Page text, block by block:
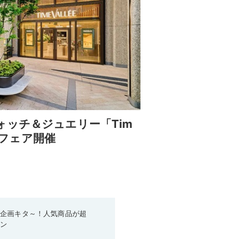
ッチ＆ジュエリー「Tim
ェア開催
画キタ～！人気商品が超